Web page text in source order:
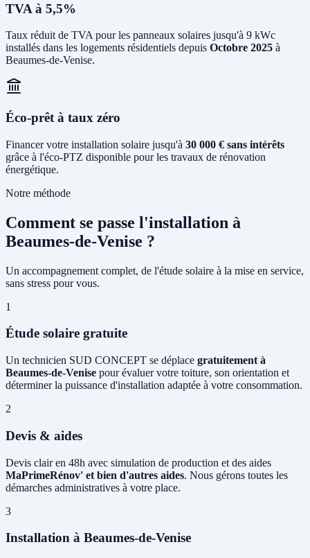
TVA à 5,5%
Taux réduit de TVA pour les panneaux solaires jusqu'à 9 kWc
installés dans les logements résidentiels depuis Octobre 2025 à
Beaumes-de-Venise.
Éco-prêt à taux zéro
Financer votre installation solaire jusqu'à 30 000 € sans intérêts
grâce à l'éco-PTZ disponible pour les travaux de rénovation
énergétique.
Notre méthode
Comment se passe l'installation à
Beaumes-de-Venise ?
Un accompagnement complet, de l'étude solaire à la mise en service,
sans stress pour vous.
1
Étude solaire gratuite
Un technicien SUD CONCEPT se déplace gratuitement à
Beaumes-de-Venise pour évaluer votre toiture, son orientation et
déterminer la puissance d'installation adaptée à votre consommation.
2
Devis & aides
Devis clair en 48h avec simulation de production et des aides
MaPrimeRénov' et bien d'autres aides. Nous gérons toutes les
démarches administratives à votre place.
3
Installation à Beaumes-de-Venise